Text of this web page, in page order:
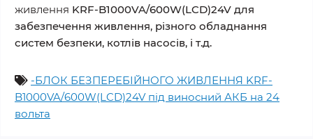
живлення KRF-B1000VA/600W(LCD)24V для
забезпечення живлення, різного обладнання
систем безпеки, котлів насосів, і т.д.
-БЛОК БЕЗПЕРЕБІЙНОГО ЖИВЛЕННЯ KRF-
B1000VA/600W(LCD)24V під виносний АКБ на 24
вольта